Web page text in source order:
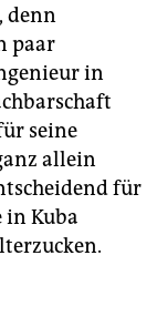
denn
paar
in
seine
allein
für
in Kuba